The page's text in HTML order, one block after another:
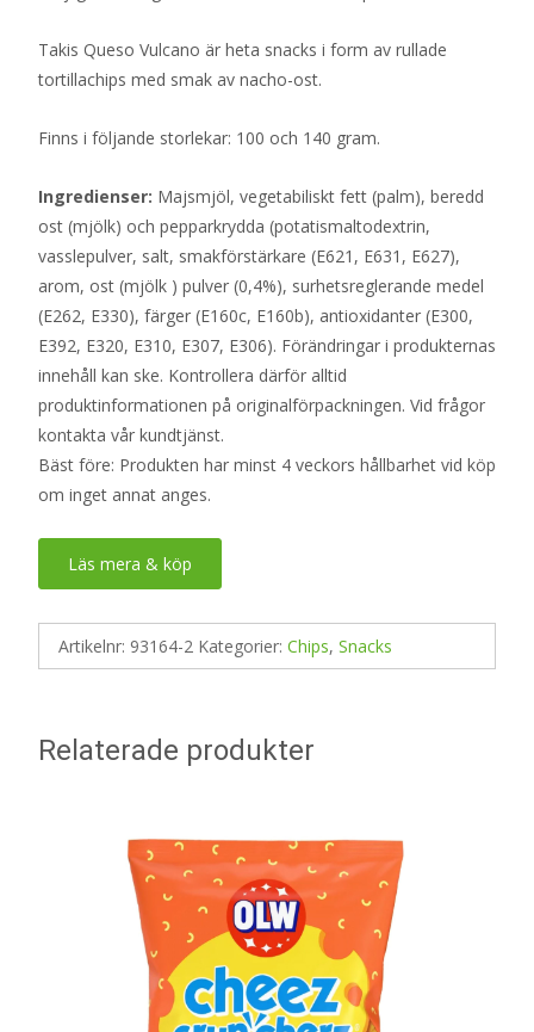
Takis Queso Vulcano är heta snacks i form av rullade
tortillachips med smak av nacho-ost.
Finns i följande storlekar: 100 och 140 gram.
Ingredienser: Majsmjöl, vegetabiliskt fett (palm), beredd
ost (mjölk) och pepparkrydda (potatismaltodextrin,
vasslepulver, salt, smakförstärkare (E621, E631, E627),
arom, ost (mjölk ) pulver (0,4%), surhetsreglerande medel
(E262, E330), färger (E160c, E160b), antioxidanter (E300,
E392, E320, E310, E307, E306). Förändringar i produkternas
innehåll kan ske. Kontrollera därför alltid
produktinformationen på originalförpackningen. Vid frågor
kontakta vår kundtjänst.
Bäst före: Produkten har minst 4 veckors hållbarhet vid köp
om inget annat anges.
Läs mera & köp
Artikelnr: 93164-2 Kategorier: Chips, Snacks
Relaterade produkter